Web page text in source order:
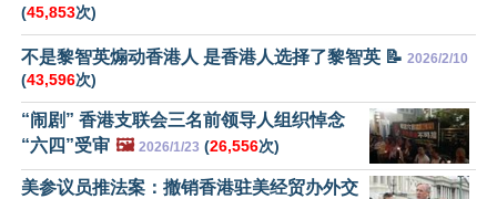
(45,853次)
不是黎智英煽动香港人 是香港人选择了黎智英 📝 2026/2/10
(43,596次)
“闹剧” 香港支联会三名前领导人组织悼念
“六四”受审 🖼️ 2026/1/23 (26,556次)
美参议员推法案：撤销香港驻美经贸办外交